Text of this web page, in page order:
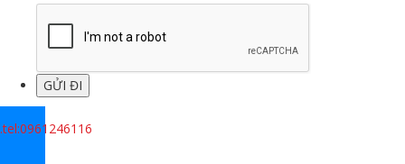
.tel:0961246116